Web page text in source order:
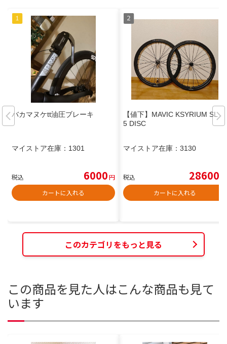
バカマヌケtt油圧ブレーキ
マイストア在庫： 1301
税込 6000円
カートに入れる
【値下】MAVIC KSYRIUM SL 2
5 DISC
マイストア在庫： 3130
税込 28600
カートに入れる
このカテゴリをもっと見る
この商品を見た人はこんな商品も見て
います